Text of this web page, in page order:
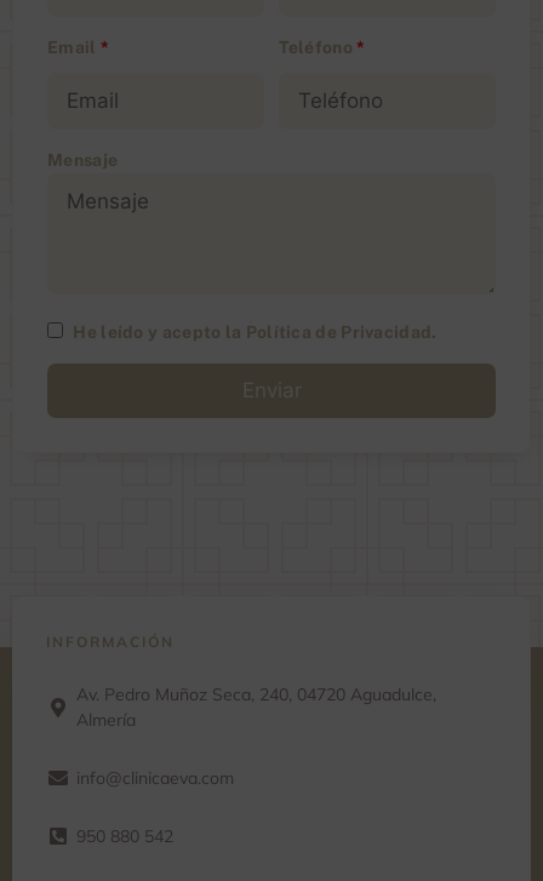
Email * Teléfono *
Mensaje
He leído y acepto la Política de Privacidad .
INFORMACIÓN
Av. Pedro Muñoz Seca, 240, 04720 Aguadulce,
Almería
info@clinicaeva.com
950 880 542